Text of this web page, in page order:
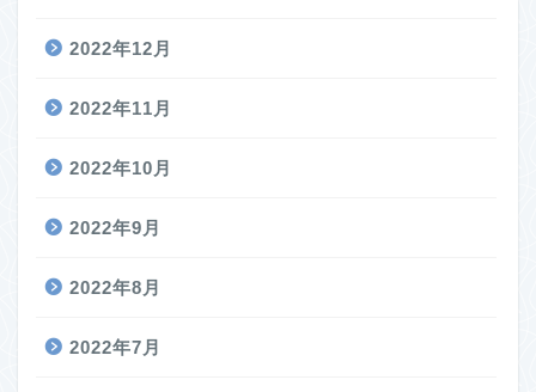
2022年12月
2022年11月
2022年10月
2022年9月
2022年8月
2022年7月